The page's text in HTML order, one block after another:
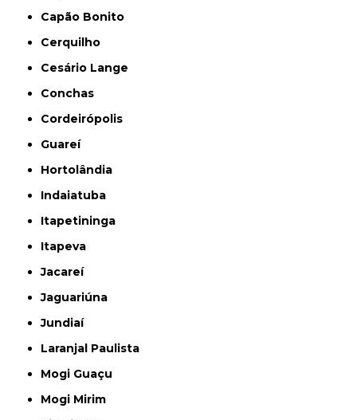
Capão Bonito
Cerquilho
Cesário Lange
Conchas
Cordeirópolis
Guareí
Hortolândia
Indaiatuba
Itapetininga
Itapeva
Jacareí
Jaguariúna
Jundiaí
Laranjal Paulista
Mogi Guaçu
Mogi Mirim